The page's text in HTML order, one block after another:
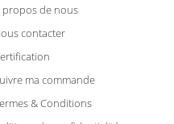
i
n
propos de nous
contacter
ma commande
& Conditions